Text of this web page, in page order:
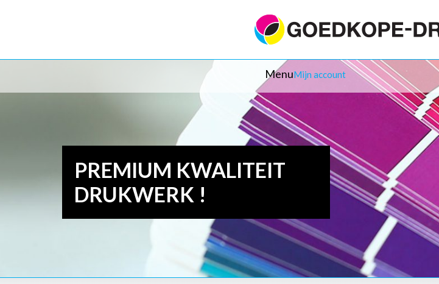
MenuMijn account
PREMIUM KWALITEIT
DRUKWERK !